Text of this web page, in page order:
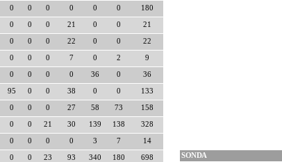
0 0 0 0 0 0 180
0 0 0 21 0 0 21
0 0 0 22 0 0 22
0 0 0 7 0 2 9
0 0 0 0 36 0 36
95 0 0 38 0 0 133
0 0 0 27 58 73 158
0 0 21 30 139 138 328
0 0 0 0 3 7 14
0 0 23 93 340 180 698 SONDA